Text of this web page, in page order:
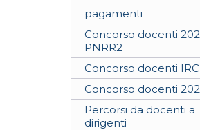
pagamenti
Concorso docenti
PNRR2
Concorso docenti
Concorso docenti
Percorsi da docenti a
dirigenti